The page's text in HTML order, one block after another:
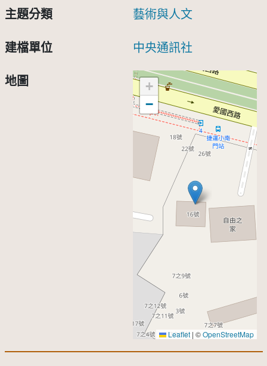
主題分類 藝術與人文
建檔單位 中央通訊社
地圖
+
−
Leaflet | ©OpenStreetMap